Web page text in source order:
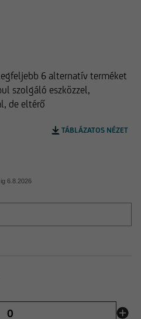
6 alternatív terméket
szolgáló eszközzel,
de eltérő
ig 6.8.2026
TÁBLÁZATOS NÉZET